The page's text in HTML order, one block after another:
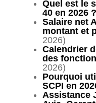
Quel est le
40 en 2026 ?
Salaire net
montant et
2026)
Calendrier
des
2026)
Pourquoi
SCPI en
Assistance